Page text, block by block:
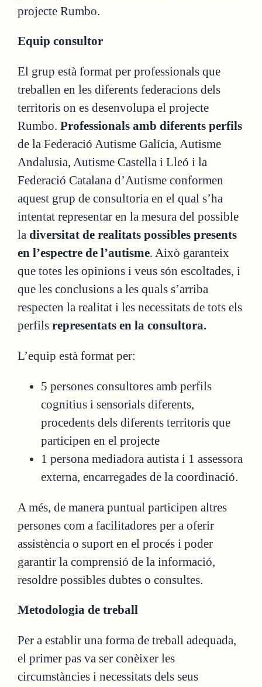
projecte Rumbo.
Equip consultor
El grup està format per professionals que
treballen en les diferents federacions dels
territoris on es desenvolupa el projecte
Rumbo. Professionals amb diferents perfils
de la Federació Autisme Galícia, Autisme
Andalusia, Autisme Castella i Lleó i la
Federació Catalana d’Autisme conformen
aquest grup de consultoria en el qual s’ha
intentat representar en la mesura del possible
la diversitat de realitats possibles presents
en l’espectre de l’autisme. Això garanteix
que totes les opinions i veus són escoltades, i
que les conclusions a les quals s’arriba
respecten la realitat i les necessitats de tots els
perfils representats en la consultora.
L’equip està format per:
5 persones consultores amb perfils
cognitius i sensorials diferents,
procedents dels diferents territoris que
participen en el projecte
1 persona mediadora autista i 1 assessora
externa, encarregades de la coordinació.
A més, de manera puntual participen altres
persones com a facilitadores per a oferir
assistència o suport en el procés i poder
garantir la comprensió de la informació,
resoldre possibles dubtes o consultes.
Metodologia de treball
Per a establir una forma de treball adequada,
el primer pas va ser conèixer les
circumstàncies i necessitats dels seus